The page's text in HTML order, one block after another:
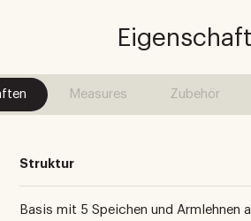
Measures Zubehör
Struktur
Basis mit 5 Speichen und Armlehnen